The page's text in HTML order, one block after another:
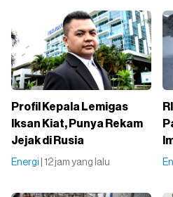
Profil Kepala Lemigas
Iksan Kiat, Punya Rekam
Jejak di Rusia
Energi | 12 jam yang lalu